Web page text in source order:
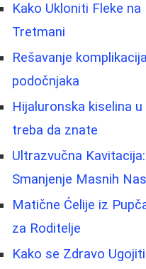
Kako Ukloniti Fleke
Tretmani
Rešavanje
podočnjaka
Hijaluronska kiselina
treba da znate
Ultrazvučna
Smanjenje Masnih
Matične Ćelije iz
za Roditelje
Kako se Zdravo